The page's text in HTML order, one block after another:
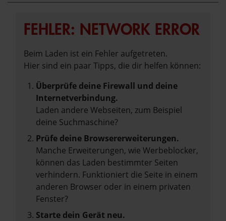
FEHLER: NETWORK ERROR
Beim Laden ist ein Fehler aufgetreten.
Hier sind ein paar Tipps, die dir helfen können:
Überprüfe deine Firewall und deine
Internetverbindung.
Laden andere Webseiten, zum Beispiel
deine Suchmaschine?
Prüfe deine Browsererweiterungen.
Manche Erweiterungen, wie Werbeblocker,
können das Laden bestimmter Seiten
verhindern. Funktioniert die Seite in einem
anderen Browser oder in einem privaten
Fenster?
Starte dein Gerät neu.